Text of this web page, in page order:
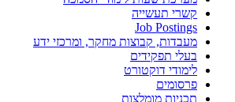
קשרי תעשייה
Job Postings
מעבדות, קבוצות מחקר, ומרכזי ידע
בעלי תפקידים
לימודי דוקטורט
פרסומים
תכניות מומלצות